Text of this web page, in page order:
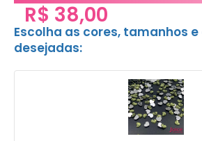
R$ 38,00
Escolha as cores, tamanhos
desejadas: